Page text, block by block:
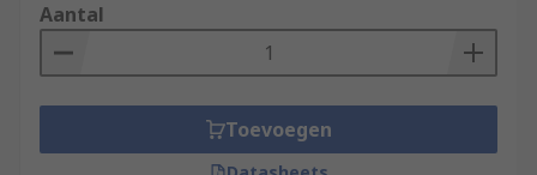
Aantal
Toevoegen